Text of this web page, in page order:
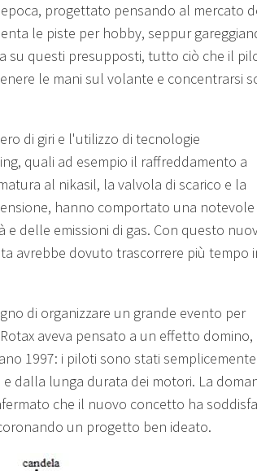
progettato pensando al mercato
le piste per hobby, seppur
su questi presupposti, tutto ciò che il
le mani sul volante e concentrarsi
di giri e l'utilizzo di tecnologie
quali ad esempio il raffreddamento a
al nikasil, la valvola di scarico e la
hanno comportato una notevole
delle emissioni di gas. Con questo
avrebbe dovuto trascorrere più tempo
di organizzare un grande evento per
aveva pensato a un effetto domino,
1997: i piloti sono stati semplicemente
dalla lunga durata dei motori. La
che il nuovo concetto ha
un progetto ben ideato.